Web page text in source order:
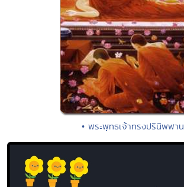
• พระพุทธเจ้าทรงปรินิพพาน